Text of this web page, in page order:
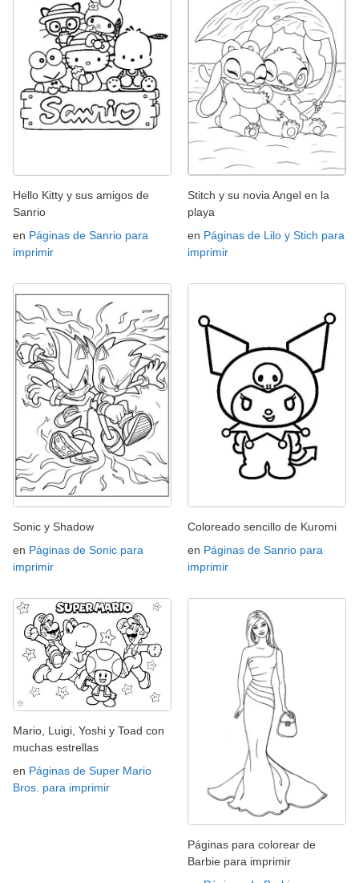
Hello Kitty y sus amigos de
Sanrio
en Páginas de Sanrio para
imprimir
Stitch y su novia Angel en la
playa
en Páginas de Lilo y Stich para
imprimir
Sonic y Shadow
en Páginas de Sonic para
imprimir
Coloreado sencillo de Kuromi
en Páginas de Sanrio para
imprimir
Mario, Luigi, Yoshi y Toad con
muchas estrellas
en Páginas de Super Mario
Bros. para imprimir
Páginas para colorear de
Barbie para imprimir